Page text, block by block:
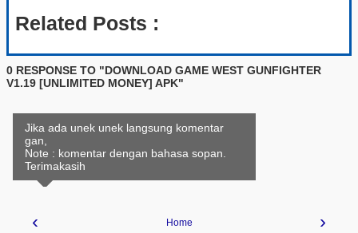
Related Posts :
0 RESPONSE TO "DOWNLOAD GAME WEST GUNFIGHTER
V1.19 [UNLIMITED MONEY] APK"
Jika ada unek unek langsung komentar
gan,
Note : komentar dengan bahasa sopan.
Terimakasih
‹ ›
Home